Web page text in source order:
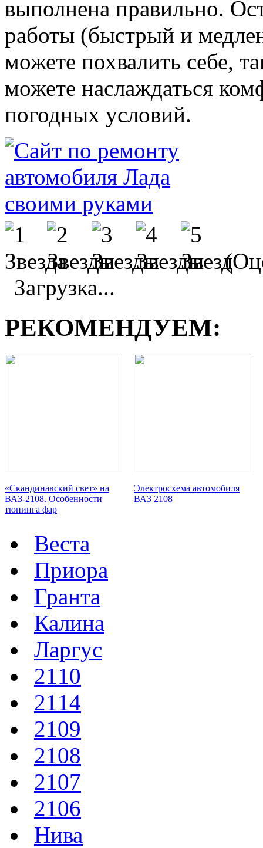
выполнена правильно.
работы (быстрый и
можете похвалить себе,
можете наслаждаться
погодных условий.
Загрузка...
РЕКОМЕНДУЕМ:
«Скандинавский свет» на
ВАЗ-2108. Особенности
тюнинга фар
Электросхема автомобиля
ВАЗ 2108
Веста
Приора
Гранта
Калина
Ларгус
2110
2114
2109
2108
2107
2106
Нива